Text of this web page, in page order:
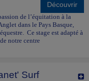
Découvrir
de l’équitation à la
dans le Pays Basque,
Ce stage est adapté à
notre centre
Surf